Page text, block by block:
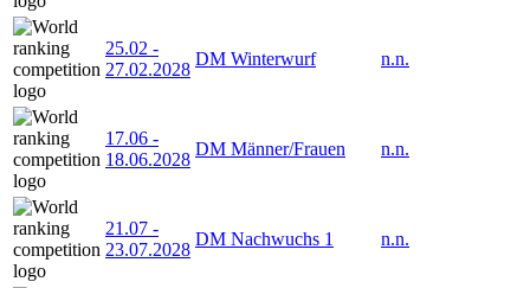
25.02 -
27.02.2028
DM Winterwurf n.n.
17.06 -
18.06.2028
DM Männer/Frauen n.n.
21.07 -
23.07.2028
DM Nachwuchs 1 n.n.